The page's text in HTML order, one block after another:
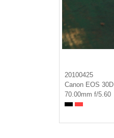
20100425
Canon EOS 30D
70.00mm f/5.60